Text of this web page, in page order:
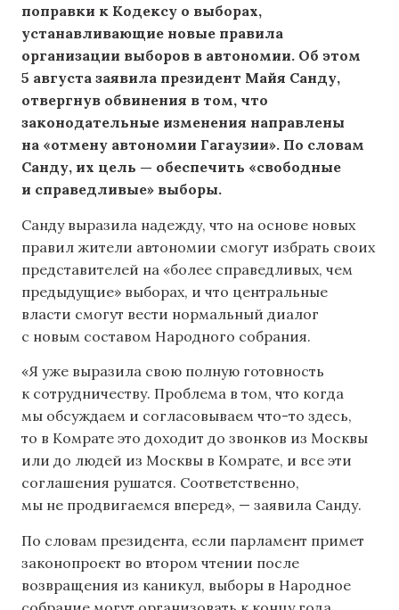
поправки к Кодексу о выборах,
устанавливающие новые правила
организации выборов в автономии. Об этом
5 августа заявила президент Майя Санду,
отвергнув обвинения в том, что
законодательные изменения направлены
на «отмену автономии Гагаузии». По словам
Санду, их цель — обеспечить «свободные
и справедливые» выборы.
Санду выразила надежду, что на основе новых
правил жители автономии смогут избрать своих
представителей на «более справедливых, чем
предыдущие» выборах, и что центральные
власти смогут вести нормальный диалог
с новым составом Народного собрания.
«Я уже выразила свою полную готовность
к сотрудничеству. Проблема в том, что когда
мы обсуждаем и согласовываем что-то здесь,
то в Комрате это доходит до звонков из Москвы
или до людей из Москвы в Комрате, и все эти
соглашения рушатся. Соответственно,
мы не продвигаемся вперед», — заявила Санду.
По словам президента, если парламент примет
законопроект во втором чтении после
возвращения из каникул, выборы в Народное